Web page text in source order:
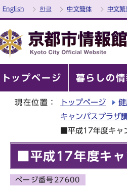
English 한글 中文簡体 中文繁
トップページ 暮らしの情
現在位置： トップページ
キャンパスプラザ
■平成17年度キャ
■平成17年度キ
ページ番号27600